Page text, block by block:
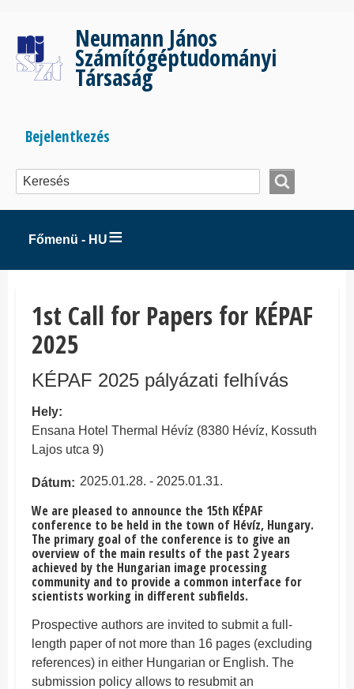
tartalomra
Neumann János
Számítógéptudományi
Társaság
Bejelentkezés
menüje
Bejelentkezés
Főmenü - HU
1st Call for Papers for KÉPAF
2025
KÉPAF 2025 pályázati felhívás
Hely
Ensana Hotel Thermal Hévíz (8380 Hévíz, Kossuth
Lajos utca 9)
Dátum 2025.01.28. - 2025.01.31.
We are pleased to announce the 15th KÉPAF
conference to be held in the town of Hévíz, Hungary.
The primary goal of the conference is to give an
overview of the main results of the past 2 years
achieved by the Hungarian image processing
community and to provide a common interface for
scientists working in different subfields.
Prospective authors are invited to submit a full-
length paper of not more than 16 pages (excluding
references) in either Hungarian or English. The
submission policy allows to resubmit an